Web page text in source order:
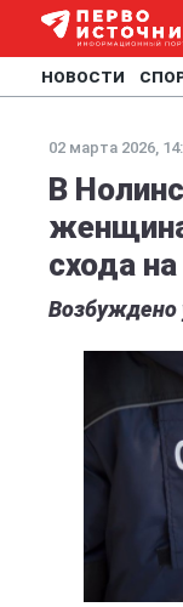
НОВОСТИ
02 марта 2026,
В
схода
Возбуждено